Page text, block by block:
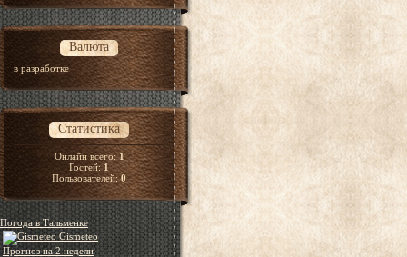
Валюта
в разработке
Статистика
Онлайн всего:1
Гостей:1
Пользователей:0
Погода в Тальменке
Gismeteo
Прогноз на 2 недели